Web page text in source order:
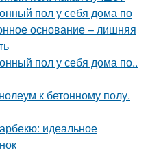
пол у себя дома по
основание – лишняя
пол у себя дома по..
к бетонному полу.
идеальное